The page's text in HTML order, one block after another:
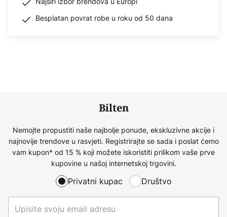
Besplatan povrat robe u roku od 50 dana
Bilten
Nemojte propustiti naše najbolje ponude, ekskluzivne akcije i
najnovije trendove u rasvjeti. Registrirajte se sada i poslat ćemo
vam kupon* od 15 % koji možete iskoristiti prilikom vaše prve
kupovine u našoj internetskoj trgovini.
Privatni kupac Društvo